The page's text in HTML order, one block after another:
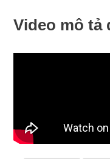
Video mô tả